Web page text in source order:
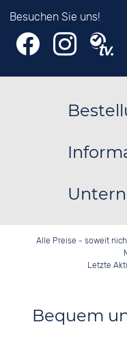
Besuchen Sie uns!
Alle Preise - soweit
Letzte
Bequem